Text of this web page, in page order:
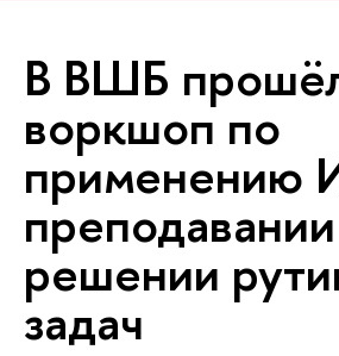
В ВШБ
воркшоп по
применению
решении
задач